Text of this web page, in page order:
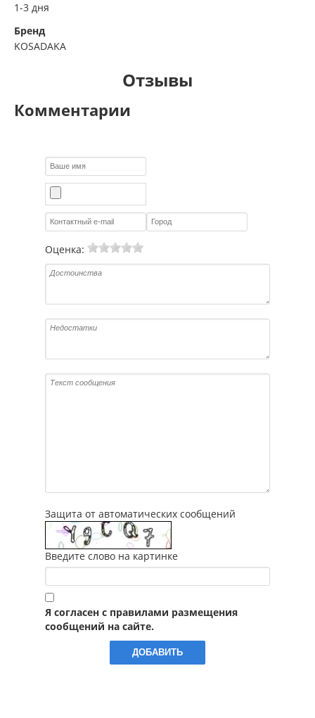
1-3 дня
Бренд
KOSADAKA
Отзывы
Комментарии
Оценка:
Защита от автоматических сообщений
Введите слово на картинке
Я согласен с правилами размещения
сообщений на сайте.